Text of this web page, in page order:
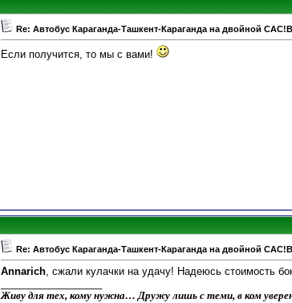
Re: Автобус Караганда-Ташкент-Караганда на двойной
Если получится, то мы с вами!
Re: Автобус Караганда-Ташкент-Караганда на двойной
Annarich, сжали кулачки на удачу! Надеюсь стоимость
Живу для тех, кому нужна… Дружу лишь с теми, в ком